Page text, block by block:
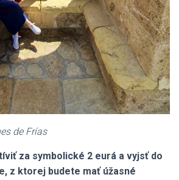
de Frías
za symbolické 2 eurá a vyjsť do
z ktorej budete mať úžasné